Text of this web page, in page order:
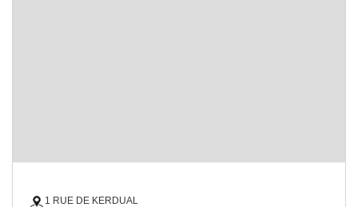
1 RUE DE KERDUAL